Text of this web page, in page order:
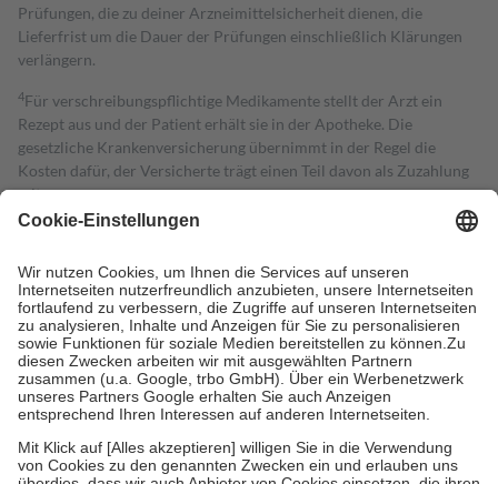
Prüfungen, die zu deiner Arzneimittelsicherheit dienen, die
Lieferfrist um die Dauer der Prüfungen einschließlich Klärungen
verlängern.
4Für verschreibungspflichtige Medikamente stellt der Arzt ein
Rezept aus und der Patient erhält sie in der Apotheke. Die
gesetzliche Krankenversicherung übernimmt in der Regel die
Kosten dafür, der Versicherte trägt einen Teil davon als Zuzahlung
mit.
Grundsätzlich leisten Mitglieder Zuzahlungen in Höhe von zehn
höchstens zehn Euro.
Es sind jedoch nie mehr als die tatsächlichen
Kosten der Leistung zu entrichten.
Diese Regeln gelten grundsätzlich auch für Online-Apotheken.
Bei Heilmitteln und häuslicher Krankenpflege beträgt die
Zuzahlung zehn Prozent der Kosten sowie zehn Euro je
Verordnung.
Um das Engagement der Versicherten für ihre eigene Gesundheit zu
stärken und die besondere Stellung der Familie zu unterstützen,
fallenkeine Zuzahlungenan bei:
• Kindern und Jugendlichen bis zum vollendeten 18. Lebensjahr